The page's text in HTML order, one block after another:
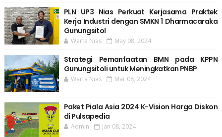
PLN UP3 Nias Perkuat Kerjasama Praktek
Kerja Industri dengan SMKN 1 Dharmacaraka
Gunungsitol
Warta Nias May 08, 2024
Strategi Pemanfaatan BMN pada KPPN
Gunungsitoli untuk Meningkatkan PNBP
Warta Nias Mar 08, 2024
Paket Piala Asia 2024 K-Vision Harga Diskon
di Pulsapedia
Admin Jan 08, 2024